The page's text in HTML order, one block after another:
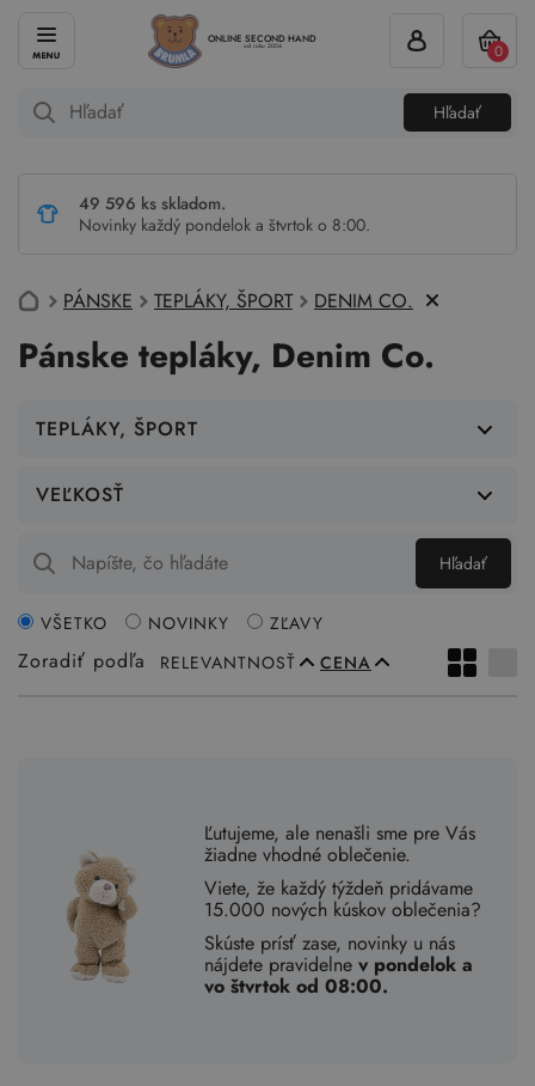
ONLINE SECOND HAND
od roku 2004
Hľadať
0
49 596 ks skladom.
Novinky každý pondelok a štvrtok o 8:00.
PÁNSKE TEPLÁKY, ŠPORT DENIM CO.
Pánske tepláky, Denim Co.
TEPLÁKY, ŠPORT
VEĽKOSŤ
Hľadať
Zoradiť podľa RELEVANTNOSŤ CENA
VŠETKO NOVINKY ZĽAVY
Ľutujeme, ale nenašli sme pre Vás
žiadne vhodné oblečenie.
Viete, že každý týždeň pridávame
15.000 nových kúskov oblečenia?
Skúste prísť zase, novinky u nás
nájdete pravidelnev pondelok a
vo štvrtok od 08:00.